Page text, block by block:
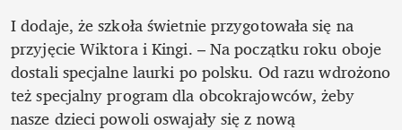
I dodaje, że szkoła świetnie przygotowała się na
przyjęcie Wiktora i Kingi. – Na początku roku oboje
dostali specjalne laurki po polsku. Od razu wdrożono
też specjalny program dla obcokrajowców, żeby
nasze dzieci powoli oswajały się z nową